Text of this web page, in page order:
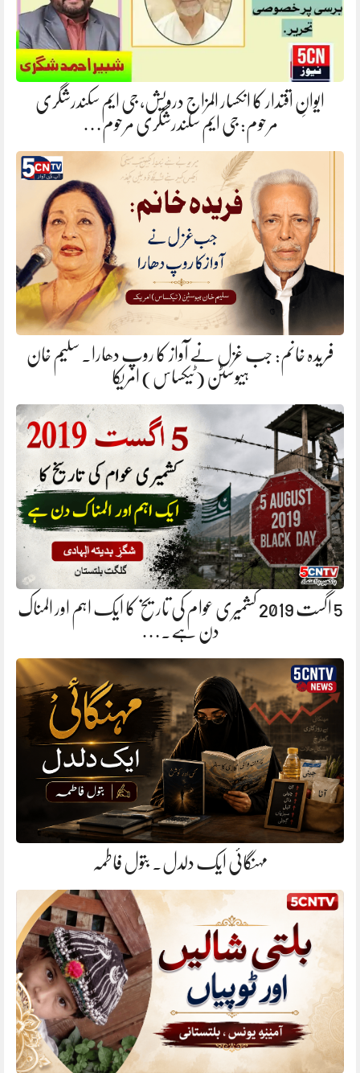
ایوانِ اقتدار کا انکسار المزاج درویش، جی ایم سکندرشگری
مرحوم: جی ایم سکندرشگری مرحوم…
فریدہ خانم: جب غزل نے آواز کا روپ دھارا. سلیم خان
ہیوسٹن (ٹیکساس) امریکا
5 اگست 2019 کشمیری عوام کی تاریخ کا ایک اہم اور المناک
دن ہے.…
مہنگائی ایک دلدل. بتول فاطمہ